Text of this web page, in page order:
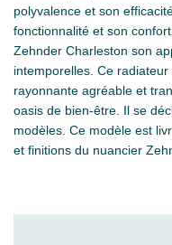
polyvalence et son
fonctionnalité et son
Zehnder Charleston son
intemporelles. Ce
rayonnante agréable et
oasis de bien-être. Il se
modèles. Ce modèle est
et finitions du nuancier